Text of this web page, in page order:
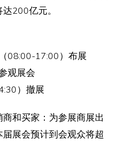
200亿元。
08:00-17:00）布展
观展会
）撤展
和买家：为参展商展出
展会预计到会观众将超